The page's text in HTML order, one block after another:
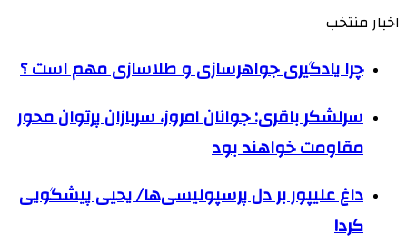
اخبار منتخب
چرا یادگیری جواهرسازی و طلاسازی مهم است ؟
سرلشکر باقری: جوانان امروز، سربازان پرتوان محور
مقاومت خواهند بود
داغ علیپور بر دل پرسپولیسی‌ها/ یحیی پیشگویی
کرد!